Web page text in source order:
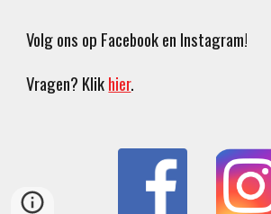
Volg ons op Facebook en Instagram!
Vragen? Klikhier.